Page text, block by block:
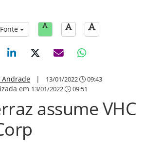
Fonte
| 13/01/2022 09:43
em 13/01/2022 09:51
assume VHC